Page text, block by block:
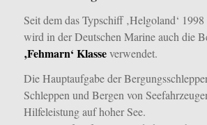
Seit dem das Typschiff ‚Helgoland‘
wird in der Deutschen Marine auch die
‚Fehmarn‘ Klasseverwendet.
Die Hauptaufgabe der
Schleppen und Bergen von
Hilfeleistung auf hoher See.